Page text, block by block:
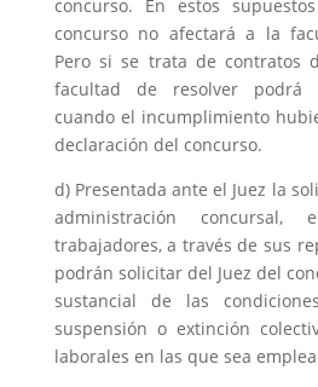
concurso. En estos
concurso no afectará a la
Pero si se trata de contratos
facultad de resolver podrá
cuando el incumplimiento
declaración del concurso.
d) Presentada ante el Juez la
administración
trabajadores, a través de sus
podrán solicitar del Juez del
sustancial de las
suspensión o extinción
laborales en las que sea